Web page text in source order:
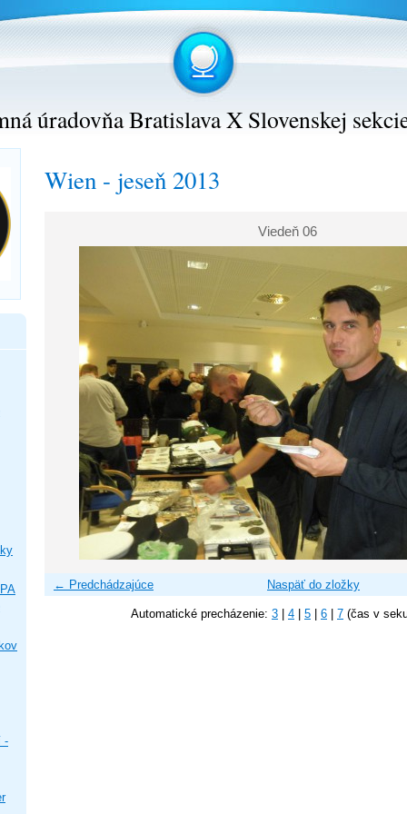
úradovňa Bratislava X Slovenskej
Wien - jeseň 2013
Viedeň 06
← Predchádzajúce Naspäť do zložky
Automatické precházenie: 3 4 5 6 7 (čas v
-